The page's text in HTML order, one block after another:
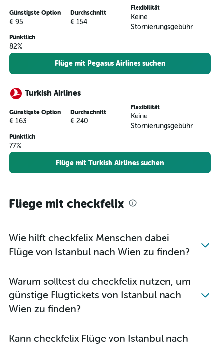
Günstigste Option
€ 95
Durchschnitt
€ 154
Flexibilität
Keine
Stornierungsgebühr
Pünktlich
82%
Flüge mit Pegasus Airlines suchen
Turkish Airlines
Günstigste Option
€ 163
Durchschnitt
€ 240
Flexibilität
Keine
Stornierungsgebühr
Pünktlich
77%
Flüge mit Turkish Airlines suchen
Fliege mit checkfelix
Wie hilft checkfelix Menschen dabei
Flüge von Istanbul nach Wien zu finden?
Warum solltest du checkfelix nutzen, um
günstige Flugtickets von Istanbul nach
Wien zu finden?
Kann checkfelix Flüge von Istanbul nach